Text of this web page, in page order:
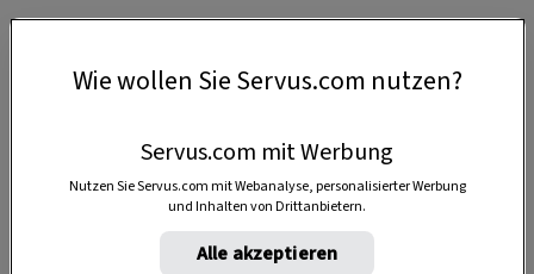
Wie wollen Sie Servus.com nutzen?
Servus.com mit Werbung
Nutzen Sie Servus.com mit Webanalyse, personalisierter Werbung
und Inhalten von Drittanbietern.
Alle akzeptieren